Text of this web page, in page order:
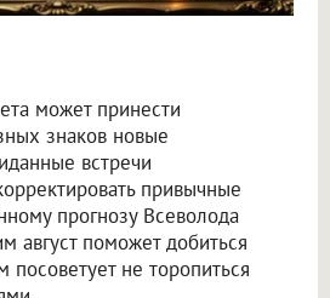
может принести
знаков новые
встречи
привычные
прогнозу Всеволода
август поможет добиться
посоветует не торопиться